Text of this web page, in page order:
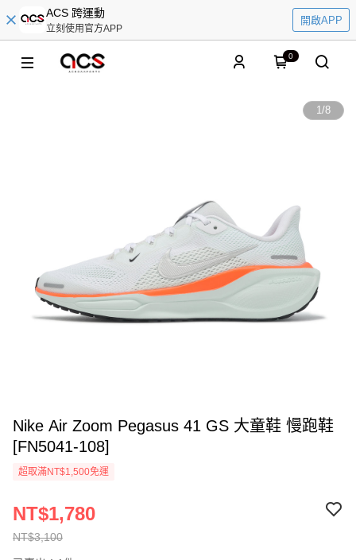
ACS 跨運動
立刻使用官方APP
開啟APP
0
1/8
Nike Air Zoom Pegasus 41 GS 大童鞋 慢跑鞋
[FN5041-108]
超取滿NT$1,500免運
NT$3,100
NT$1,780